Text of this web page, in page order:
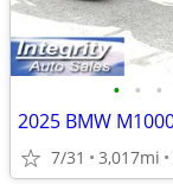
• • •
7/31 3,017mi